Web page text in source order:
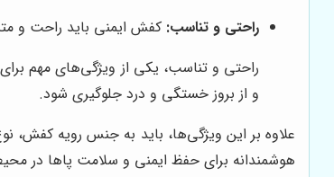
راحتی و تناسب: کفش ایمنی باید راحت و
راحتی و تناسب، یکی از ویژگی‌های مهم
و از بروز خستگی و درد جلوگیری شود.
علاوه بر این ویژگی‌ها، باید به جنس رویه
هوشمندانه برای حفظ ایمنی و سلامت پاها در